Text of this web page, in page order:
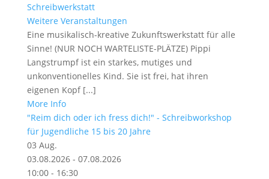
Schreibwerkstatt
Weitere Veranstaltungen
Eine musikalisch-kreative Zukunftswerkstatt für alle
Sinne! (NUR NOCH WARTELISTE-PLÄTZE) Pippi
Langstrumpf ist ein starkes, mutiges und
unkonventionelles Kind. Sie ist frei, hat ihren
eigenen Kopf [...]
More Info
"Reim dich oder ich fress dich!" - Schreibworkshop
für Jugendliche 15 bis 20 Jahre
03 Aug.
03.08.2026 - 07.08.2026
10:00 - 16:30